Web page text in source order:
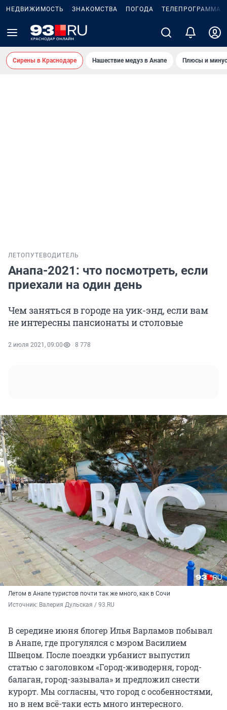
НЕДВИЖИМОСТЬ ЗНАКОМСТВА ПОГОДА ТЕЛЕПРОГРАММА
Сирены в Краснодаре Нашествие медуз в Анапе Плюсы и
ЛЕТО ПУТЕВОДИТЕЛЬ
Анапа-2021: что посмотреть, если
приехали на один день
Чем заняться в городе на уик-энд, если вам
не интересны пансионаты и столовые
2 июля 2021, 09:00 8 778
Летом в Анапе туристов почти так же много, как в Сочи
Источник: Валерия Дульская / 93.RU
В середине июня блогер Илья Варламов побывал
в Анапе, где прогулялся с мэром Василием
Швецом. После поездки урбанист выпустил
статью с заголовком «Город-живодерня, город-
балаган, город-зазывала» и предложил снести
курорт. Мы согласны, что город с особенностями,
но в нем всё-таки есть много интересного.